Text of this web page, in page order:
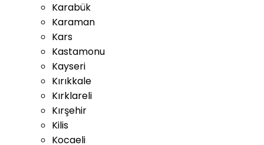
Karabük
Karaman
Kars
Kastamonu
Kayseri
Kırıkkale
Kırklareli
Kırşehir
Kilis
Kocaeli